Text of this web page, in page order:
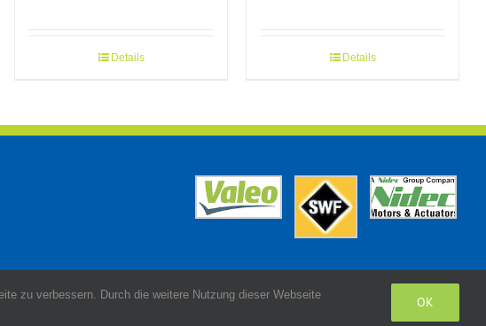
Details Details
zu verbessern. Durch die weitere Nutzung dieser Webseite
OK